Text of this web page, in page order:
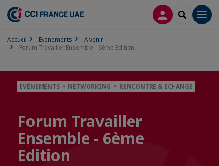
CONNEXION
Accueil Evènements
A venir
Forum Travailler Ensemble - 6ème Edition
EVÈNEMENTS • NETWORKING • RENCONTRE & ECHANGE
Forum Travailler
Ensemble - 6ème
Edition